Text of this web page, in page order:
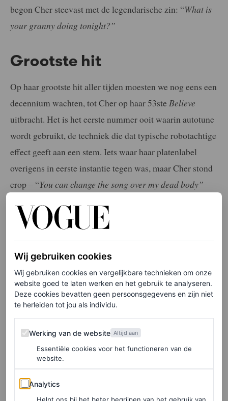
begon Cher steevast met de legendarische zin: “What is
your granny doing tonight?”
Grootste hit
Op haar grootste hit aller tijden moesten we nog eens een
decennium wachten, tot Cher op haar 53ste Believe
uitbracht. Het is het eerste nummer ooit waarin autotune
wordt gebruikt, de techniek die dat typische robotachtige
effect geeft aan een stem. Iets waar haar platenlabel
overigens in eerste instantie tegen was, maar Cher stond
erop – “You can change the song over my dead body”
steeds het ‘Cher-effect’ genoemd.
Wij gebruiken cookies
Wij gebruiken cookies en vergelijkbare technieken om onze
website goed te laten werken en het gebruik te analyseren.
Deze cookies bevatten geen persoonsgegevens en zijn niet
te herleiden tot jou als individu.
Werking van de website
Werking van de website Altijd aan
Essentiële cookies voor het functioneren van de
website.
Analytics
Analytics